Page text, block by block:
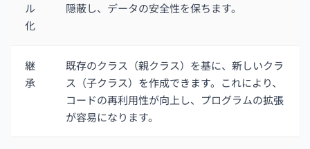
ル
化
隠蔽し、データの安全性を保ちます。
継
承
既存のクラス（親クラス）を基に、新しいクラ
ス（子クラス）を作成できます。これにより、
コードの再利用性が向上し、プログラムの拡張
が容易になります。